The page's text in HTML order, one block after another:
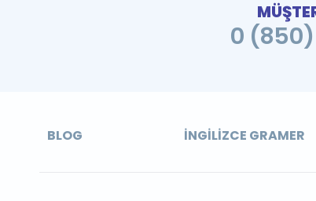
0 (850)
BLOG İNGILIZCE GRAMER